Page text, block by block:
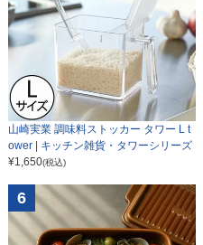
山崎実業 調味料ストッカー タワー L t
ower | キッチン雑貨・タワーシリーズ
¥1,650(税込)
6